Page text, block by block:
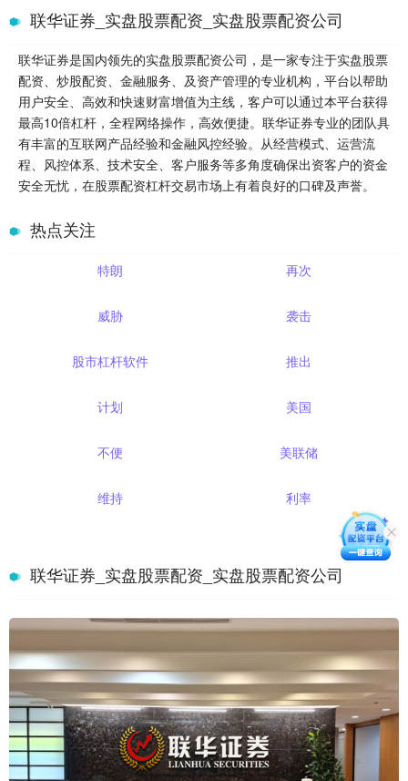
联华证券_实盘股票配资_实盘股票配资公司
联华证券是国内领先的实盘股票配资公司，是一家专注于实盘股票
配资、炒股配资、金融服务、及资产管理的专业机构，平台以帮助
用户安全、高效和快速财富增值为主线，客户可以通过本平台获得
最高10倍杠杆，全程网络操作，高效便捷。联华证券专业的团队具
有丰富的互联网产品经验和金融风控经验。从经营模式、运营流
程、风控体系、技术安全、客户服务等多角度确保出资客户的资金
安全无忧，在股票配资杠杆交易市场上有着良好的口碑及声誉。
热点关注
特朗 再次
威胁 袭击
股市杠杆软件 推出
计划 美国
不便 美联储
维持 利率
联华证券_实盘股票配资_实盘股票配资公司